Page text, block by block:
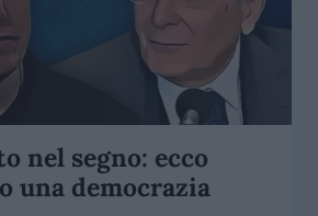
nel segno: ecco
una democrazia